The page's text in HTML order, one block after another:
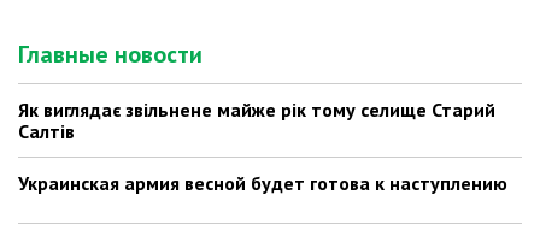
Главные новости
Як виглядає звільнене майже рік тому селище Старий
Салтів
Украинская армия весной будет готова к наступлению